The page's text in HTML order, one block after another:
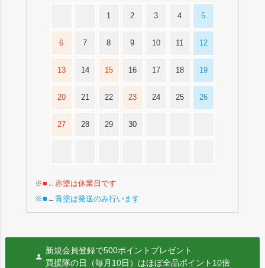
1 2 3 4 5
6 7 8 9 10 11 12
13 14 15 16 17 18 19
20 21 22 23 24 25 26
27 28 29 30
※■←赤塗は休業日です
※■←青塗は発送のみ行います
新規会員登録で500ポイントプレゼント
買援隊の日（毎月10日）はほぼ全品ポイント10倍